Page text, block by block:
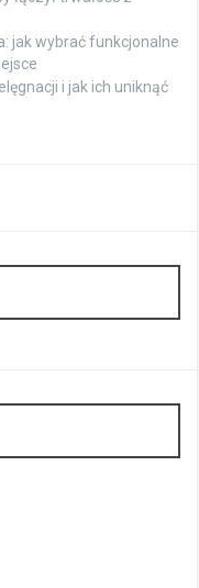
jak wybrać funkcjonalne
i jak ich uniknąć